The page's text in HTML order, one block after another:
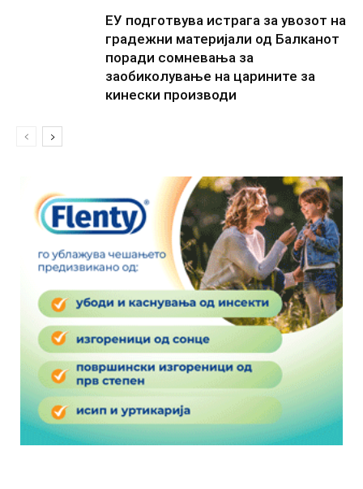
ЕУ подготвува истрага за увозот на
градежни материјали од Балканот
поради сомневања за
заобиколување на царините за
кинески производи